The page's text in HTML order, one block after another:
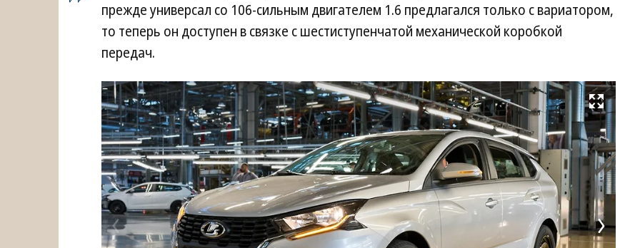
прежде универсал со 106-сильным двигателем 1.6 предлагался только с вариатором,
то теперь он доступен в связке с шестиступенчатой механической коробкой
передач.
Развернуть на весь экран